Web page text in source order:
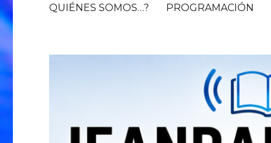
QUIÉNES SOMOS…? PROGRAMACIÓN